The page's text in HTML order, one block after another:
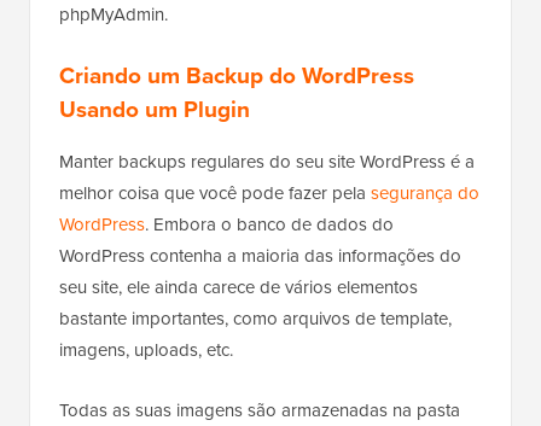
phpMyAdmin.
Criando um Backup do WordPress
Usando um Plugin
Manter backups regulares do seu site WordPress é a
melhor coisa que você pode fazer pela segurança do
WordPress. Embora o banco de dados do
WordPress contenha a maioria das informações do
seu site, ele ainda carece de vários elementos
bastante importantes, como arquivos de template,
imagens, uploads, etc.
Todas as suas imagens são armazenadas na pasta